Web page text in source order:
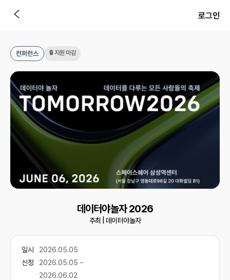
로그인
컨퍼런스 🔒 지원 마감
데이터야놀자 2026
주최 | 데이터야놀자
일시
2026.05.05
신청
2026.05.05 ~
2026.06.02